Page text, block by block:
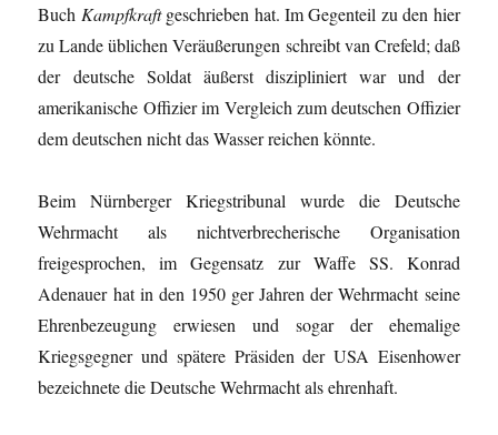
Buch Kampfkraftgeschrieben hat. Im Gegenteil zu den hier
zu Lande üblichen Veräußerungen schreibt van Crefeld; daß
der deutsche Soldat äußerst diszipliniert war und der
amerikanische Offizier im Vergleich zum deutschen Offizier
dem deutschen nicht das Wasser reichen könnte.
Beim Nürnberger Kriegstribunal wurde die Deutsche
Wehrmacht als nichtverbrecherische Organisation
freigesprochen, im Gegensatz zur Waffe SS. Konrad
Adenauer hat in den 1950 ger Jahren der Wehrmacht seine
Ehrenbezeugung erwiesen und sogar der ehemalige
Kriegsgegner und spätere Präsiden der USA Eisenhower
bezeichnete die Deutsche Wehrmacht als ehrenhaft.